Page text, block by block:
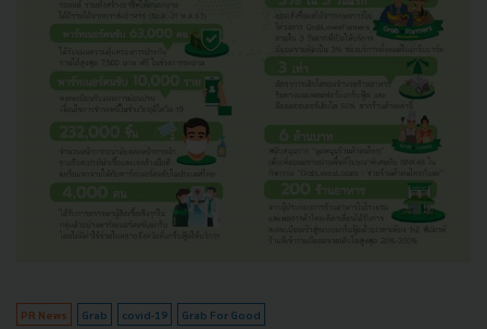
PR News Grab covid-19 Grab For Good